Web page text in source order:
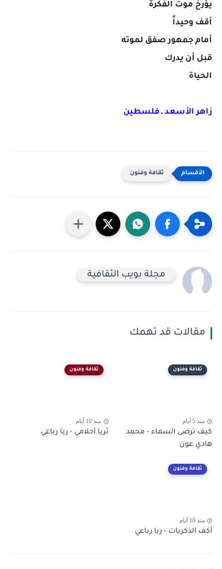
يؤرخ موت الفكرة
​أقف وحيداً
أمام جمهور صفق لموته
قبل أن يدرك
الحياة
زاهر الأسعد ـ فلسطين
ثقافة وفنون
مجلة بويب الثقافية
مقالات قد تهمك
ثقافة وفنون
منذ 5 أيام
كيف ترضى السماء - محمد
هادي عون
ثقافة وفنون
منذ 10 أيام
ثريا أحلامي - ربا رباعي
ثقافة وفنون
منذ 10 أيام
أكف الذكريات - ربا رباعي